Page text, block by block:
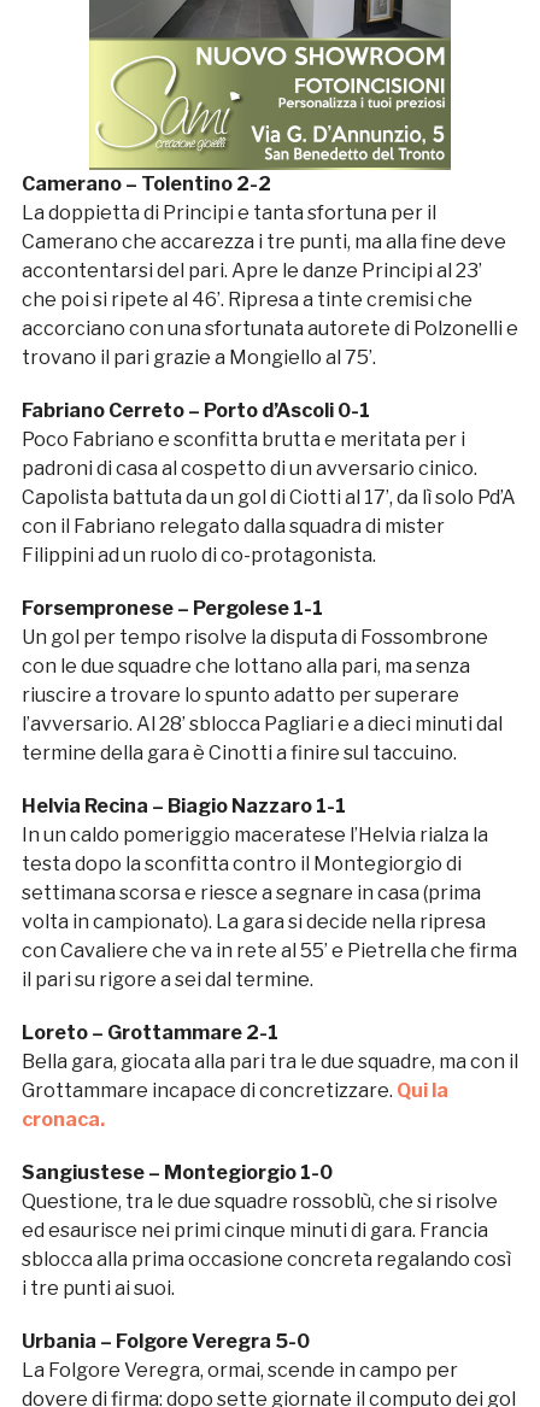
Camerano – Tolentino 2-2
La doppietta di Principi e tanta sfortuna per il
Camerano che accarezza i tre punti, ma alla fine deve
accontentarsi del pari. Apre le danze Principi al 23’
che poi si ripete al 46’. Ripresa a tinte cremisi che
accorciano con una sfortunata autorete di Polzonelli e
trovano il pari grazie a Mongiello al 75’.
Fabriano Cerreto – Porto d’Ascoli 0-1
Poco Fabriano e sconfitta brutta e meritata per i
padroni di casa al cospetto di un avversario cinico.
Capolista battuta da un gol di Ciotti al 17’, da lì solo Pd’A
con il Fabriano relegato dalla squadra di mister
Filippini ad un ruolo di co-protagonista.
Forsempronese – Pergolese 1-1
Un gol per tempo risolve la disputa di Fossombrone
con le due squadre che lottano alla pari, ma senza
riuscire a trovare lo spunto adatto per superare
l’avversario. Al 28’ sblocca Pagliari e a dieci minuti dal
termine della gara è Cinotti a finire sul taccuino.
Helvia Recina – Biagio Nazzaro 1-1
In un caldo pomeriggio maceratese l’Helvia rialza la
testa dopo la sconfitta contro il Montegiorgio di
settimana scorsa e riesce a segnare in casa (prima
volta in campionato). La gara si decide nella ripresa
con Cavaliere che va in rete al 55’ e Pietrella che firma
il pari su rigore a sei dal termine.
Loreto – Grottammare 2-1
Bella gara, giocata alla pari tra le due squadre, ma con il
Grottammare incapace di concretizzare. Qui la
cronaca.
Sangiustese – Montegiorgio 1-0
Questione, tra le due squadre rossoblù, che si risolve
ed esaurisce nei primi cinque minuti di gara. Francia
sblocca alla prima occasione concreta regalando così
i tre punti ai suoi.
Urbania – Folgore Veregra 5-0
La Folgore Veregra, ormai, scende in campo per
dovere di firma: dopo sette giornate il computo dei gol